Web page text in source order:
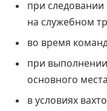
при
на служебном
во время
при
основного
в условиях